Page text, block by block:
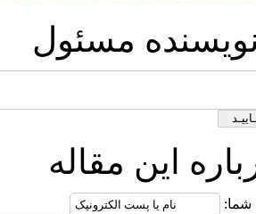
مسئول
مقاله